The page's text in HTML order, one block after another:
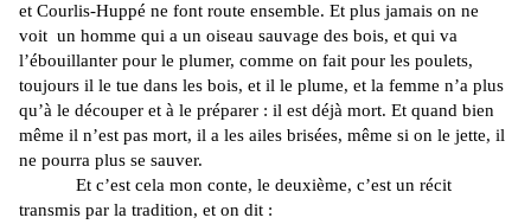
et Courlis-Huppé ne font route ensemble. Et plus jamais on ne
voit un homme qui a un oiseau sauvage des bois, et qui va
l’ébouillanter pour le plumer, comme on fait pour les poulets,
toujours il le tue dans les bois, et il le plume, et la femme n’a plus
qu’à le découper et à le préparer : il est déjà mort. Et quand bien
même il n’est pas mort, il a les ailes brisées, même si on le jette, il
ne pourra plus se sauver.
Et c’est cela mon conte, le deuxième, c’est un récit
transmis par la tradition, et on dit :